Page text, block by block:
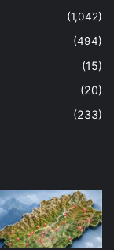
(1,042)
(494)
(15)
(20)
(233)